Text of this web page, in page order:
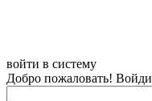
войти в систему
Добро пожаловать!